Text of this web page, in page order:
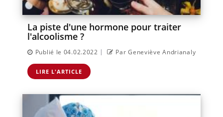
La piste d'une hormone pour traiter
l'alcoolisme ?
Publié le 04.02.2022 | Par Geneviève Andrianaly
LIRE L'ARTICLE